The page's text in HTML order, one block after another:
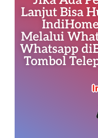
Lanjut Bisa
Melalui
Whatsapp
Tombol